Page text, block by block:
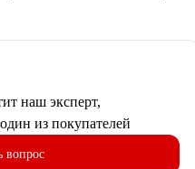
наш эксперт,
из покупателей
вопрос